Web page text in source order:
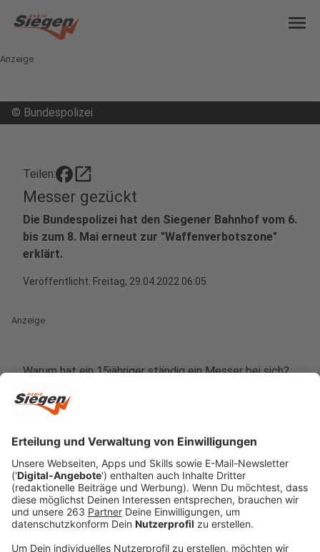
menu
Anzeige
© Bundespolizei
Teilen: open_in_new
Messer gezückt
Die Bundespolizei hat den Siegener Bahnhof vom 6.
bis zum 8. Mai erneut zur "Waffenverbotszone"
erklärt.
Veröffentlicht: Freitag, 29.04.2022 06:05
Anzeige
Warum hat ein 15jähriger ständig ein Messer bei sich?
am frühen Mittwochabend am Bahnhof Siegen
17jährigen ein schwarzes Messer an den Bauch, weil er
dessen Smartphone rauben wollte. Das klappte nicht,
der 15jährige wurde von der Bundespolizei
festgenommen. Vor dem Hintergrund solcher
Ereignisse hat die Bundespolizei auch den Siegener
Bahnhof vom 6. bis zum 8. Mai erneut zu einer
„Waffenverbotszone“ erklärt. Dann darf man dort